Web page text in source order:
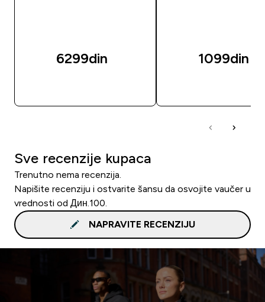
6299din‎ 1099din‎
Sve recenzije kupaca
Trenutno nema recenzija.
Napišite recenziju i ostvarite šansu da osvojite vaučer u
vrednosti od Дин.100.
NAPRAVITE RECENZIJU